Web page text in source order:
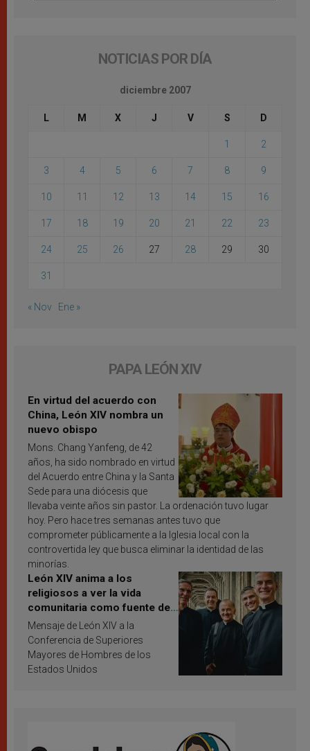
NOTICIAS POR DÍA
diciembre 2007
L M X J V S D
1 2
3 4 5 6 7 8 9
10 11 12 13 14 15 16
17 18 19 20 21 22 23
24 25 26 27 28 29 30
31
« Nov Ene »
PAPA LEÓN XIV
En virtud del acuerdo con
China, León XIV nombra un
nuevo obispo
Mons. Chang Yanfeng, de 42
años, ha sido nombrado en virtud
del Acuerdo entre China y la Santa
Sede para una diócesis que
llevaba veinte años sin pastor. La ordenación tuvo lugar
hoy. Pero hace tres semanas antes tuvo que
comprometer públicamente a la Iglesia local con la
controvertida ley que busca eliminar la identidad de las
minorías.
León XIV anima a los
religiosos a ver la vida
comunitaria como fuente de
inspiración y santificación
Mensaje de León XIV a la
Conferencia de Superiores
Mayores de Hombres de los
Estados Unidos